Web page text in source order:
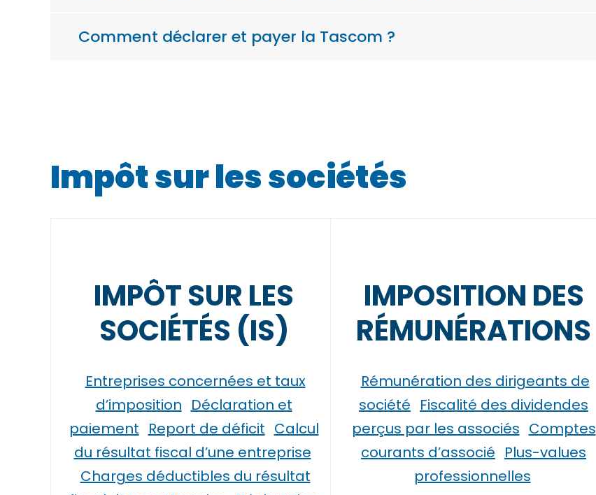
Comment déclarer et payer la Tascom ?
Impôt sur les sociétés
IMPÔT SUR LES
SOCIÉTÉS (IS)
Entreprises concernées et taux
d’imposition Déclaration et
paiement Report de déficit Calcul
du résultat fiscal d’une entreprise
Charges déductibles du résultat
IMPOSITION DES
RÉMUNÉRATIONS
Rémunération des dirigeants de
société Fiscalité des dividendes
perçus par les associés Comptes
courants d’associé Plus-values
professionnelles